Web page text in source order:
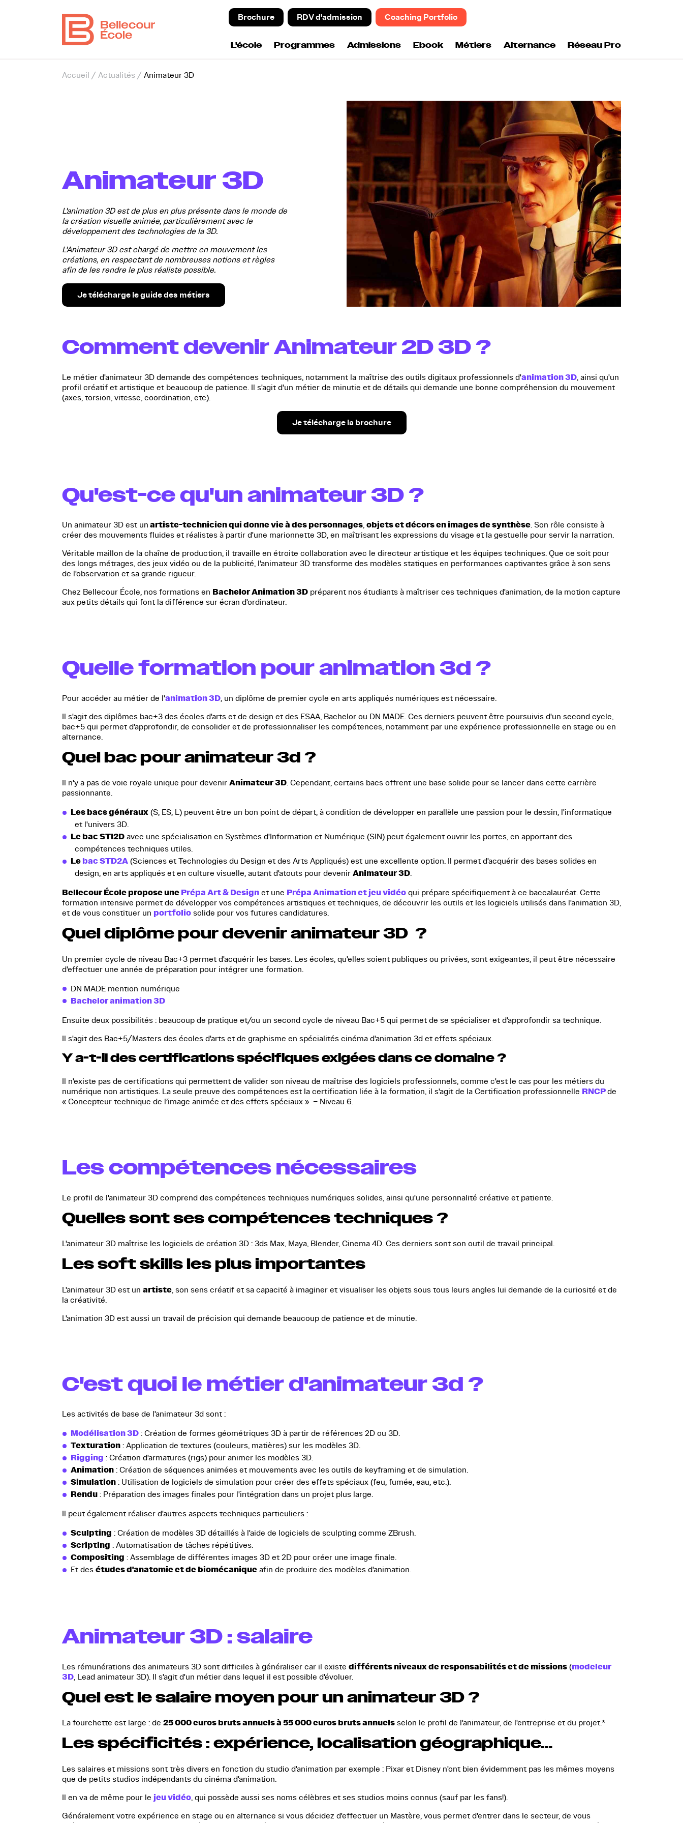
Animateur 3D
L'animation 3D est de plus en plus présente dans le monde de
la création visuelle animée, particulièrement avec le
développement des technologies de la 3D.
L'Animateur 3D est chargé de mettre en mouvement les
créations, en respectant de nombreuses notions et règles
afin de les rendre le plus réaliste possible.
Je télécharge le guide des métiers
Vous êtes ici
Accueil / Actualités / Animateur 3D
Comment devenir Animateur 2D 3D ?
Le métier d'animateur 3D demande des compétences techniques, notamment la maîtrise des outils digitaux professionnels d'animation 3D , ainsi qu'un
profil créatif et artistique et beaucoup de patience. Il s'agit d'un métier de minutie et de détails qui demande une bonne compréhension du mouvement
(axes, torsion, vitesse, coordination, etc).
Je télécharge la brochure
Qu'est-ce qu'un animateur 3D ?
Un animateur 3D est un artiste-technicien qui donne vie à des personnages, objets et décors en images de synthèse. Son rôle consiste à
créer des mouvements fluides et réalistes à partir d'une marionnette 3D, en maîtrisant les expressions du visage et la gestuelle pour servir la narration.
Véritable maillon de la chaîne de production, il travaille en étroite collaboration avec le directeur artistique et les équipes techniques. Que ce soit pour
des longs métrages, des jeux vidéo ou de la publicité, l'animateur 3D transforme des modèles statiques en performances captivantes grâce à son sens
de l'observation et sa grande rigueur.
Chez Bellecour École, nos formations en Bachelor Animation 3D préparent nos étudiants à maîtriser ces techniques d'animation, de la motion capture
aux petits détails qui font la différence sur écran d'ordinateur.
Quelle formation pour animation 3d ?
Pour accéder au métier de l'animation 3D , un diplôme de premier cycle en arts appliqués numériques est nécessaire.
Il s'agit des diplômes bac+3 des écoles d'arts et de design et des ESAA, Bachelor ou DN MADE. Ces derniers peuvent être poursuivis d'un second cycle,
bac+5 qui permet d'approfondir, de consolider et de professionnaliser les compétences, notamment par une expérience professionnelle en stage ou en
alternance.
Quel bac pour animateur 3d ?
Il n'y a pas de voie royale unique pour devenir Animateur 3D. Cependant, certains bacs offrent une base solide pour se lancer dans cette carrière
passionnante.
Les bacs généraux (S, ES, L) peuvent être un bon point de départ, à condition de développer en parallèle une passion pour le dessin, l'informatique
et l'univers 3D.
Le bac STI2D avec une spécialisation en Systèmes d'Information et Numérique (SIN) peut également ouvrir les portes, en apportant des
compétences techniques utiles.
Lebac STD2A (Sciences et Technologies du Design et des Arts Appliqués) est une excellente option. Il permet d'acquérir des bases solides en
design, en arts appliqués et en culture visuelle, autant d'atouts pour devenir Animateur 3D.
Bellecour École propose unePrépa Art & Design et une Prépa Animation et jeu vidéo qui prépare spécifiquement à ce baccalauréat. Cette
formation intensive permet de développer vos compétences artistiques et techniques, de découvrir les outils et les logiciels utilisés dans l'animation 3D,
et de vous constituer un portfolio solide pour vos futures candidatures.
Quel diplôme pour devenir animateur 3D ?
Un premier cycle de niveau Bac+3 permet d'acquérir les bases. Les écoles, qu'elles soient publiques ou privées, sont exigeantes, il peut être nécessaire
d'effectuer une année de préparation pour intégrer une formation.
DN MADE mention numérique
Bachelor animation 3D
Ensuite deux possibilités : beaucoup de pratique et/ou un second cycle de niveau Bac+5 qui permet de se spécialiser et d'approfondir sa technique.
Il s'agit des Bac+5/Masters des écoles d'arts et de graphisme en spécialités cinéma d'animation 3d et effets spéciaux.
Y a-t-il des certifications spécifiques exigées dans ce domaine ?
Il n'existe pas de certifications qui permettent de valider son niveau de maîtrise des logiciels professionnels, comme c'est le cas pour les métiers du
numérique non artistiques. La seule preuve des compétences est la certification liée à la formation, il s'agit de la Certification professionnelle RNCPde
« Concepteur technique de l’image animée et des effets spéciaux » – Niveau 6.
Les compétences nécessaires
Le profil de l'animateur 3D comprend des compétences techniques numériques solides, ainsi qu'une personnalité créative et patiente.
Quelles sont ses compétences techniques ?
L'animateur 3D maîtrise les logiciels de création 3D : 3ds Max, Maya, Blender, Cinema 4D. Ces derniers sont son outil de travail principal.
Les soft skills les plus importantes
L'animateur 3D est un artiste , son sens créatif et sa capacité à imaginer et visualiser les objets sous tous leurs angles lui demande de la curiosité et de
la créativité.
L'animation 3D est aussi un travail de précision qui demande beaucoup de patience et de minutie.
C'est quoi le métier d'animateur 3d ?
Les activités de base de l'animateur 3d sont :
Modélisation 3D : Création de formes géométriques 3D à partir de références 2D ou 3D.
Texturation : Application de textures (couleurs, matières) sur les modèles 3D.
Rigging : Création d'armatures (rigs) pour animer les modèles 3D.
Animation : Création de séquences animées et mouvements avec les outils de keyframing et de simulation.
Simulation : Utilisation de logiciels de simulation pour créer des effets spéciaux (feu, fumée, eau, etc.).
Rendu : Préparation des images finales pour l'intégration dans un projet plus large.
Il peut également réaliser d'autres aspects techniques particuliers :
Sculpting : Création de modèles 3D détaillés à l'aide de logiciels de sculpting comme ZBrush.
Scripting : Automatisation de tâches répétitives.
Compositing : Assemblage de différentes images 3D et 2D pour créer une image finale.
Et des études d'anatomie et de biomécanique afin de produire des modèles d'animation.
Animateur 3D : salaire
Les rémunérations des animateurs 3D sont difficiles à généraliser car il existe différents niveaux de responsabilités et de missions (modeleur
3D , Lead animateur 3D). Il s'agit d'un métier dans lequel il est possible d'évoluer.
Quel est le salaire moyen pour un animateur 3D ?
La fourchette est large : de 25 000 euros bruts annuels à 55 000 euros bruts annuels selon le profil de l'animateur, de l'entreprise et du projet.*
Les spécificités : expérience, localisation géographique…
Les salaires et missions sont très divers en fonction du studio d'animation par exemple : Pixar et Disney n'ont bien évidemment pas les mêmes moyens
que de petits studios indépendants du cinéma d'animation.
Il en va de même pour le jeu vidéo , qui possède aussi ses noms célèbres et ses studios moins connus (sauf par les fans!).
Généralement votre expérience en stage ou en alternance si vous décidez d'effectuer un Mastère, vous permet d'entrer dans le secteur, de vous
Brochure RDV d'admission Coaching Portfolio
L'école Programmes Admissions Ebook Métiers Alternance Réseau Pro